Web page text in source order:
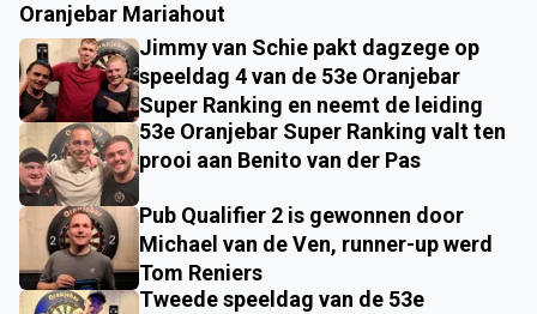
Oranjebar Mariahout
Jimmy van Schie pakt dagzege op
speeldag 4 van de 53e Oranjebar
Super Ranking en neemt de leiding
53e Oranjebar Super Ranking valt ten
prooi aan Benito van der Pas
Pub Qualifier 2 is gewonnen door
Michael van de Ven, runner-up werd
Tom Reniers
Tweede speeldag van de 53e